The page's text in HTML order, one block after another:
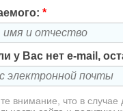
*
у Вас нет e-mail,
внимание, что в